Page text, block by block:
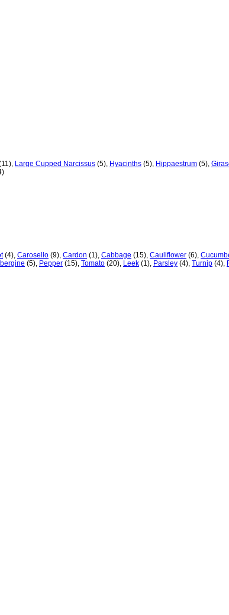
, Large Cupped Narcissus (5), Hyacinths (5), Hippaestrum (5),
(4) Carosello (9) Cardon (1) Cabbage (15) Cauliflower (6)
(5) Pepper (15) Tomato (20) Leek (1) Parsley (4) Turnip (4)